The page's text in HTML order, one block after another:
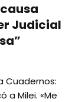
Judicial
Cuadernos:
a Milei. «Me